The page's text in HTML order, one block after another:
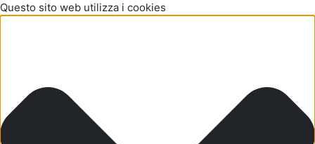
Questo sito web utilizza i cookies